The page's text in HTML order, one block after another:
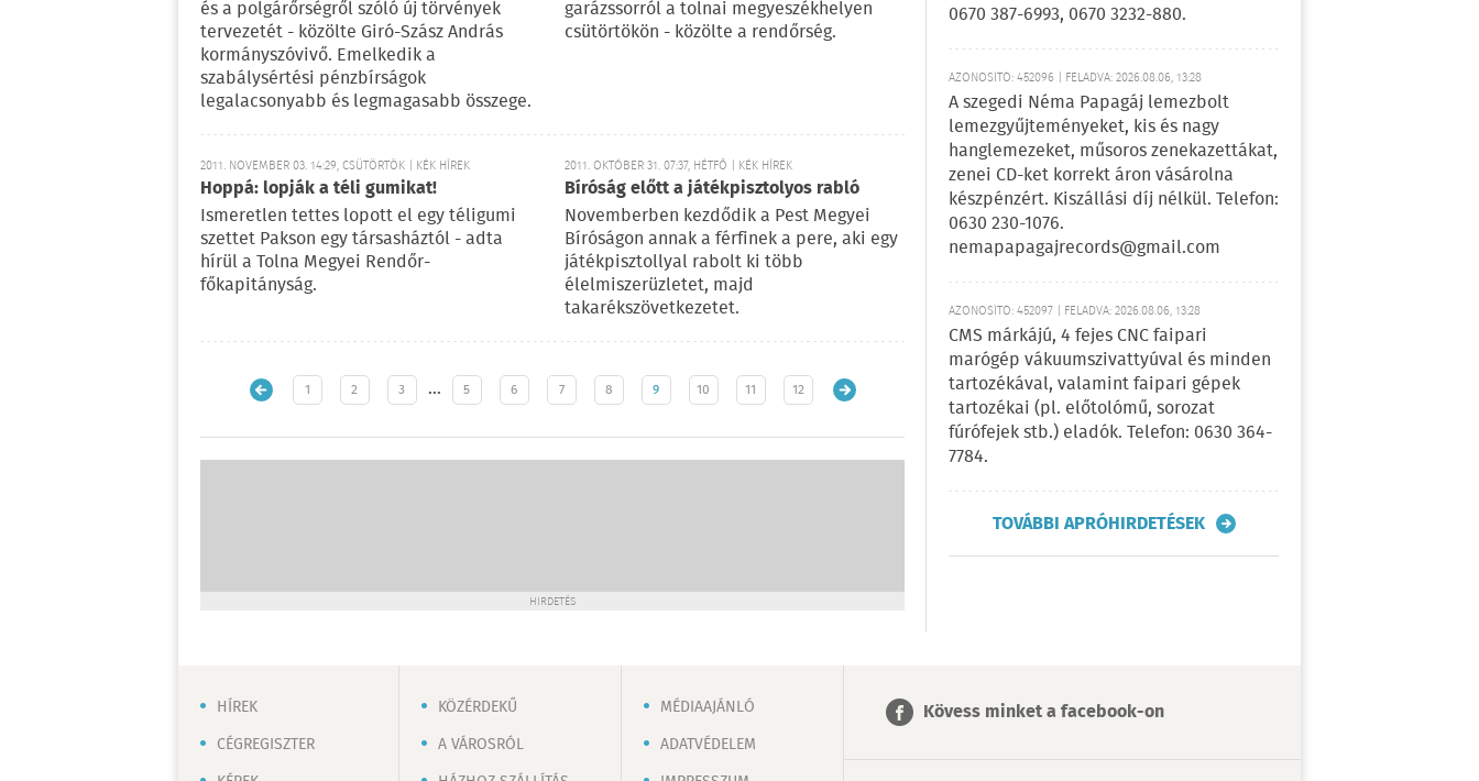
és a polgárőrségről szóló új törvények
tervezetét - közölte Giró-Szász András
kormányszóvivő. Emelkedik a
szabálysértési pénzbírságok
legalacsonyabb és legmagasabb összege.
garázssorról a tolnai megyeszékhelyen
csütörtökön - közölte a rendőrség.
2011. NOVEMBER 03. 14:29, CSÜTÖRTÖK | KÉK HÍREK
Hoppá: lopják a téli gumikat!
Ismeretlen tettes lopott el egy téligumi
szettet Pakson egy társasháztól - adta
hírül a Tolna Megyei Rendőr-
főkapitányság.
2011. OKTÓBER 31. 07:37, HÉTFŐ | KÉK HÍREK
Bíróság előtt a játékpisztolyos rabló
Novemberben kezdődik a Pest Megyei
Bíróságon annak a férfinek a pere, aki egy
játékpisztollyal rabolt ki több
élelmiszerüzletet, majd
takarékszövetkezetet.
1 2 3 … 5 6 7 8 9 10 11 12
HIRDETÉS
0670 387-6993, 0670 3232-880.
AZONOSÍTÓ: 452096 | FELADVA: 2026.08.06, 13:28
A szegedi Néma Papagáj lemezbolt
lemezgyűjteményeket, kis és nagy
hanglemezeket, műsoros zenekazettákat,
zenei CD-ket korrekt áron vásárolna
készpénzért. Kiszállási díj nélkül. Telefon:
0630 230-1076.
nemapapagajrecords@gmail.com
AZONOSÍTÓ: 452097 | FELADVA: 2026.08.06, 13:28
CMS márkájú, 4 fejes CNC faipari
marógép vákuumszivattyúval és minden
tartozékával, valamint faipari gépek
tartozékai (pl. előtolómű, sorozat
fúrófejek stb.) eladók. Telefon: 0630 364-
7784.
TOVÁBBI APRÓHIRDETÉSEK
HÍREK
CÉGREGISZTER
KÖZÉRDEKŰ
A VÁROSRÓL
MÉDIAAJÁNLÓ
ADATVÉDELEM
Kövess minket a facebook-on